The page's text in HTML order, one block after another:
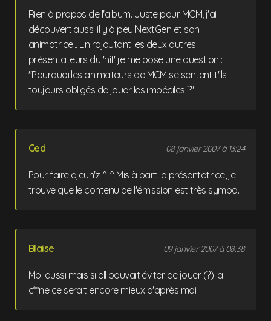
Rien à propos de l'album. Juste pour MCM, j'ai
découvert aussi il y à peu NextGen et son
animatrice... En rajoutant les deux autres
présentateurs du 'hit' je me pose une question :
"Pourquoi les animateurs de MCM se sentent t'ils
toujours obligés de jouer les imbéciles ?"
Ced 08 janvier 2007 à 13:24
Pour faire djeun'z ^-^ Mis à part la présentatrice, je
trouve que le contenu de l'émission est très sympa.
Blaise 09 janvier 2007 à 08:38
Moi aussi mais si ell pouvait éviter de jouer (?) la
c**ne ce serait encore mieux d'après moi.